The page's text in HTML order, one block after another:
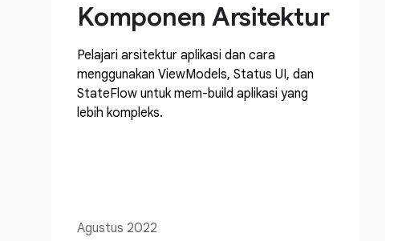
Komponen Arsitektur
Pelajari arsitektur aplikasi dan cara
menggunakan ViewModels, Status UI, dan
StateFlow untuk mem-build aplikasi yang
lebih kompleks.
Agustus 2022